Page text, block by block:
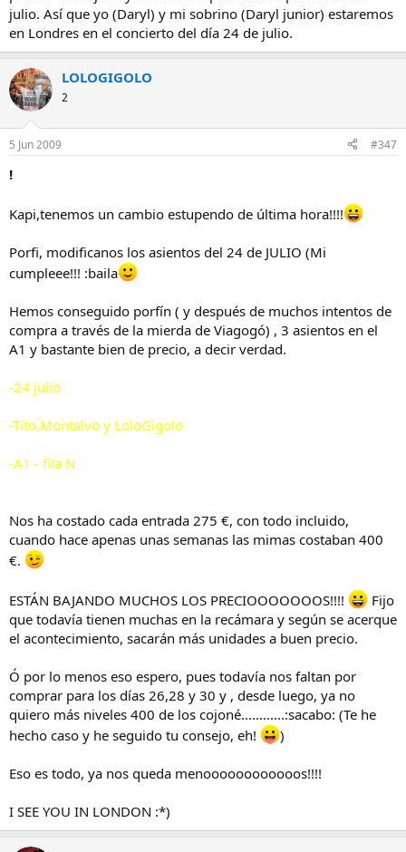
julio. Así que yo (Daryl) y mi sobrino (Daryl junior) estaremos
en Londres en el concierto del día 24 de julio.
LOLOGIGOLO
2
5 Jun 2009 #347
!
Kapi,tenemos un cambio estupendo de última hora!!!!
Porfi, modificanos los asientos del 24 de JULIO (Mi
cumpleee!!! :baila
Hemos conseguido porfín ( y después de muchos intentos de
compra a través de la mierda de Viagogó) , 3 asientos en el
A1 y bastante bien de precio, a decir verdad.
-24 julio
-Tito,Montalvo y LoloGigolo
-A1 - fila N
Nos ha costado cada entrada 275 €, con todo incluido,
cuando hace apenas unas semanas las mimas costaban 400
€.
ESTÁN BAJANDO MUCHOS LOS PRECIOOOOOOOS!!!!
Fijo
que todavía tienen muchas en la recámara y según se acerque
el acontecimiento, sacarán más unidades a buen precio.
Ó por lo menos eso espero, pues todavía nos faltan por
comprar para los días 26,28 y 30 y , desde luego, ya no
quiero más niveles 400 de los cojoné............:sacabo: (Te he
hecho caso y he seguido tu consejo, eh!
)
Eso es todo, ya nos queda menoooooooooooos!!!!
I SEE YOU IN LONDON :*)